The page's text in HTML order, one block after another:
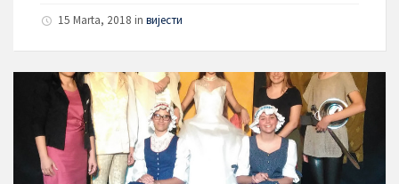
15 Marta, 2018 in вијести